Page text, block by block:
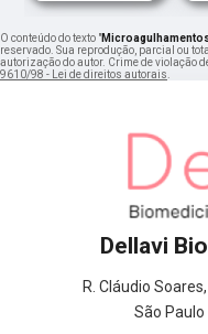
O conteúdo do texto "
reservado. Sua reprodução, parcial ou
autorização do autor. Crime de violação
9610/98 - Lei de direitos autorais
Dellavi
R. Cláudio
São Paulo